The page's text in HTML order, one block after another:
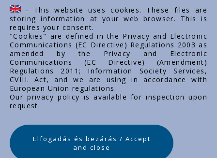
Tárhely adatok
Támogatások
- This website uses cookies. These files are
storing information at your web browser. This is
requires your consent.
"Cookies" are defined in the Privacy and Electronic
Communications (EC Directive) Regulations 2003 as
amended by the Privacy and Electronic
Communications (EC Directive) (Amendment)
Regulations 2011; Information Society Services,
CVIII. Act, and we are using in accordance with
European Union regulations.
Our privacy policy is available for inspection upon
request.
Elfogadás és bezárás / Accept
and close